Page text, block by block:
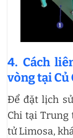
4. Cách
vòng tại Củ
Để đặt lịch
Chi tại Trung
tử Limosa,